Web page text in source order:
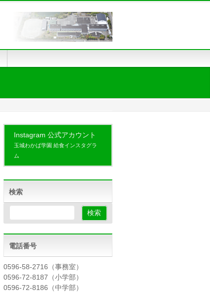
Instagram 公式アカウント
玉城わかば学園 給食インスタグラ
ム
検索
電話番号
0596-58-2716（事務室）
0596-72-8187（小学部）
0596-72-8186（中学部）